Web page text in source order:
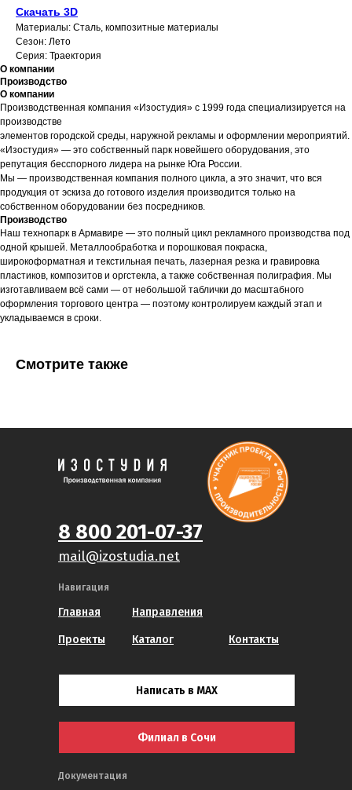
Скачать 3D
Материалы: Сталь, композитные материалы
Сезон: Лето
Серия: Траектория
О компании
Производство
О компании
Производственная компания «Изостудия» с 1999 года специализируется на
производстве
элементов городской среды, наружной рекламы и оформлении мероприятий.
«Изостудия» — это собственный парк новейшего оборудования, это
репутация бесспорного лидера на рынке Юга России.
Мы — производственная компания полного цикла, а это значит, что вся
продукция от эскиза до готового изделия производится только на
собственном оборудовании без посредников.
Производство
Наш технопарк в Армавире — это полный цикл рекламного производства под
одной крышей. Металлообработка и порошковая покраска,
широкоформатная и текстильная печать, лазерная резка и гравировка
пластиков, композитов и оргстекла, а также собственная полиграфия. Мы
изготавливаем всё сами — от небольшой таблички до масштабного
оформления торгового центра — поэтому контролируем каждый этап и
укладываемся в сроки.
Смотрите также
Главная
Навигация
Документация
Направления
Каталог Контакты
8 800 201-07-37
Проекты
mail@izostudia.net
Написать в MAX
Филиал в Сочи